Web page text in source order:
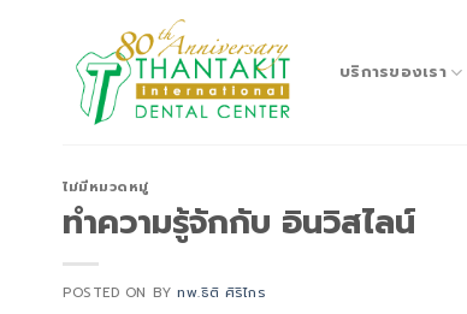
บริการของเรา
ไม่มีหมวดหมู่
ทำความรู้จักกับ อินวิสไลน์
POSTED ON BYทพ.ธิติ ศิริไกร